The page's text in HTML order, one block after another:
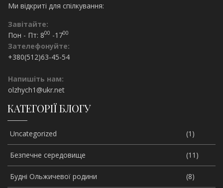
Ми відкриті для спілкування:
Завітайте:
Пон - Пт: 800 -1700
Зателефонуйте:
+380(512)63-45-54
Напишіть нам:
olzhych1@ukr.net
КАТЕГОРІЇ БЛОГУ
Uncategorized (1)
Безпечне середовище (11)
Будні Ольжичевої родини (8)